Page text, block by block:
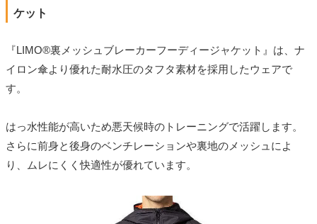
ケット
『LIMO®裏メッシュブレーカーフーディージャケット』は、ナ
イロン傘より優れた耐水圧のタフタ素材を採用したウェアで
す。
はっ水性能が高いため悪天候時のトレーニングで活躍します。
さらに前身と後身のベンチレーションや裏地のメッシュによ
り、ムレにくく快適性が優れています。